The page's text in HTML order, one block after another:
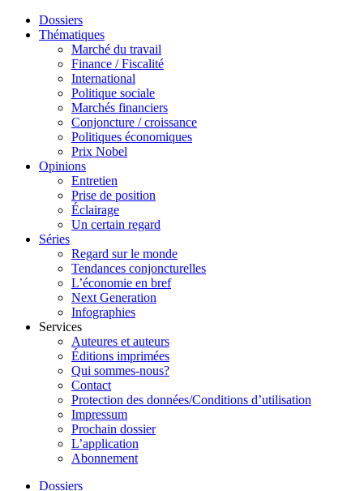
Dossiers
Thématiques
Marché du travail
Finance / Fiscalité
International
Politique sociale
Marchés financiers
Conjoncture / croissance
Politiques économiques
Prix Nobel
Opinions
Entretien
Prise de position
Éclairage
Un certain regard
Séries
Regard sur le monde
Tendances conjoncturelles
L’économie en bref
Next Generation
Infographies
Services
Auteures et auteurs
Éditions imprimées
Qui sommes-nous?
Contact
Protection des données/Conditions d’utilisation
Impressum
Prochain dossier
L’application
Abonnement
Dossiers